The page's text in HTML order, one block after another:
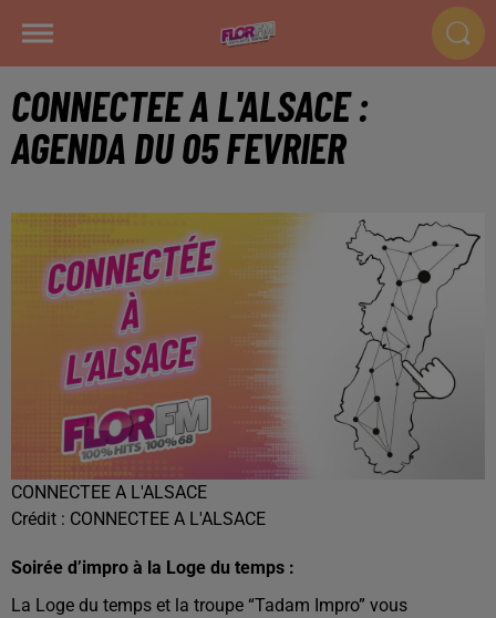
CONNECTEE A L'ALSACE :
AGENDA DU 05 FEVRIER
CONNECTEE A L'ALSACE
Crédit : CONNECTEE A L'ALSACE
Soirée d’impro à la Loge du temps :
La Loge du temps et la troupe “Tadam Impro” vous